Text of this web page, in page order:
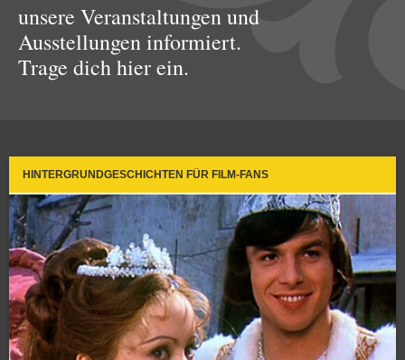
unsere Veranstaltungen und
Ausstellungen informiert.
Trage dich hier ein.
HINTERGRUNDGESCHICHTEN FÜR FILM-FANS